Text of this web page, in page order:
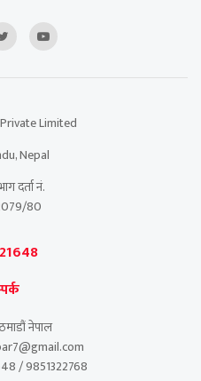
Limited
Nepal
दर्ता नं.
80
नेपाल
/ 9851322768